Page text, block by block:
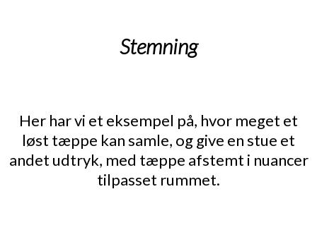
Stemning
​Her har vi et eksempel på, hvor meget et
løst tæppe kan samle, og give en stue et
andet udtryk, med tæppe afstemt i nuancer
tilpasset rummet.